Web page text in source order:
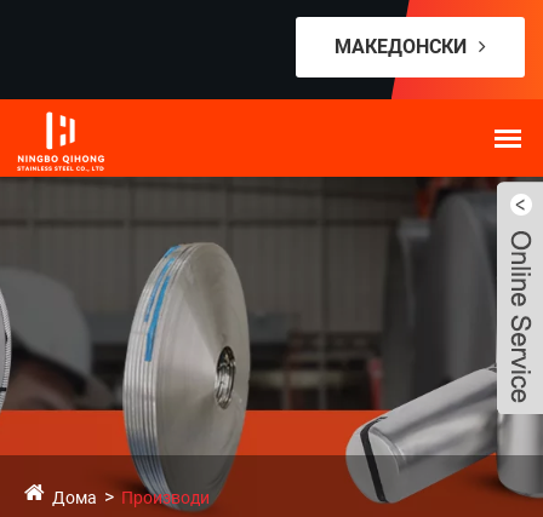
МАКЕДОНСКИ
Дома Производи